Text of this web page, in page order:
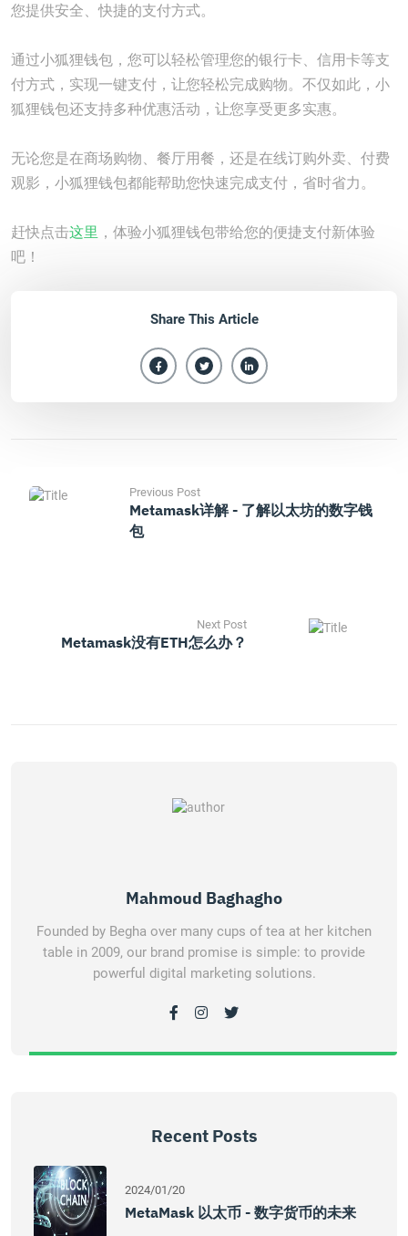
您提供安全、快捷的支付方式。
通过小狐狸钱包，您可以轻松管理您的银行卡、信用卡等支
付方式，实现一键支付，让您轻松完成购物。不仅如此，小
狐狸钱包还支持多种优惠活动，让您享受更多实惠。
无论您是在商场购物、餐厅用餐，还是在线订购外卖、付费
观影，小狐狸钱包都能帮助您快速完成支付，省时省力。
赶快点击这里 ，体验小狐狸钱包带给您的便捷支付新体验
吧！
Share This Article
Previous Post
Metamask详解 - 了解以太坊的数字钱
包
Next Post
Metamask没有ETH怎么办？
Mahmoud Baghagho
Founded by Begha over many cups of tea at her kitchen
table in 2009, our brand promise is simple: to provide
powerful digital marketing solutions.
Recent Posts
2024/01/20
MetaMask 以太币 - 数字货币的未来